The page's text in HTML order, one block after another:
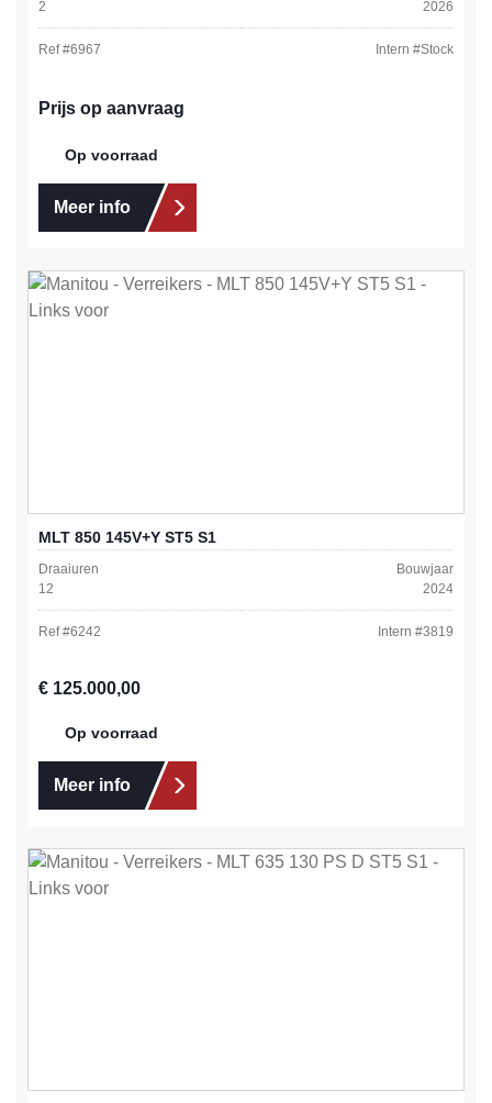
2 2026
Ref #6967 Intern #Stock
Prijs op aanvraag
Op voorraad
Meer info
MLT 850 145V+Y ST5 S1
Draaiuren
12
Bouwjaar
2024
Ref #6242 Intern #3819
Normale prijs:
€ 125.000,00
Op voorraad
Meer info